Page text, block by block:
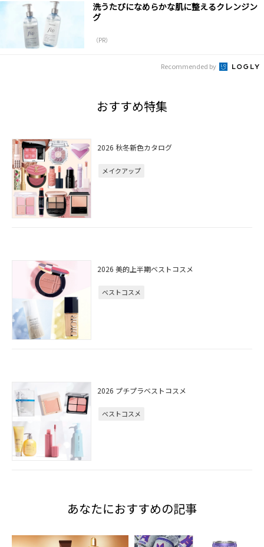
洗うたびになめらかな肌に整えるクレンジン
グ
（PR）
Recommended by
おすすめ特集
2026 秋冬新色カタログ
メイクアップ
2026 美的上半期ベストコスメ
ベストコスメ
2026 プチプラベストコスメ
ベストコスメ
あなたにおすすめの記事